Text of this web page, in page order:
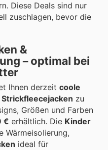
Diese Deals sind nur
zuschlagen, bevor die
&
– optimal bei
Ihnen derzeit coole
Strickfleecejacken zu
Größen und Farben
€ erhältlich. Die Kinder
Wärmeisolierung,
ideal für